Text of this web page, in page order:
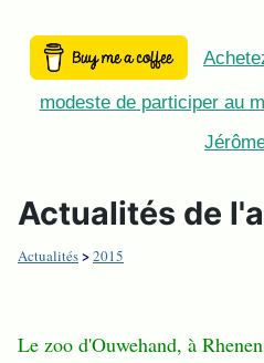
modeste de participer au
Actualités de
Actualités>2015
Le zoo d'Ouwehand, à